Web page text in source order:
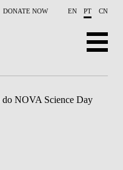
DONATE NOW EN PT CN